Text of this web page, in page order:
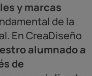
y marcas
de la
En CreaDiseño
alumnado a
de